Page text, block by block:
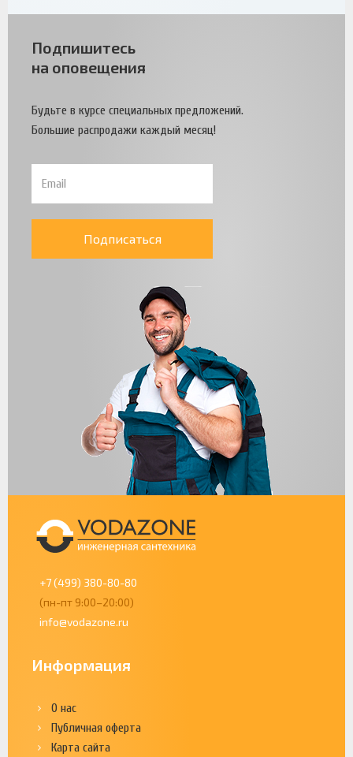
Подпишитесь
на оповещения
Будьте в курсе специальных предложений.
Большие распродажи каждый месяц!
Подписаться
+7 (499) 380-80-80
(пн-пт 9:00–20:00)
info@vodazone.ru
Информация
О нас
Публичная оферта
Карта сайта